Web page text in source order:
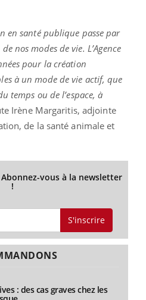
en santé publique passe par
nos modes de vie. L’Agence
pour la création
à un mode de vie actif, que
temps ou de l’espace, à
Irène Margaritis, adjointe
de la santé animale et
vous à la newsletter
!
S'inscrire
: des cas graves chez les